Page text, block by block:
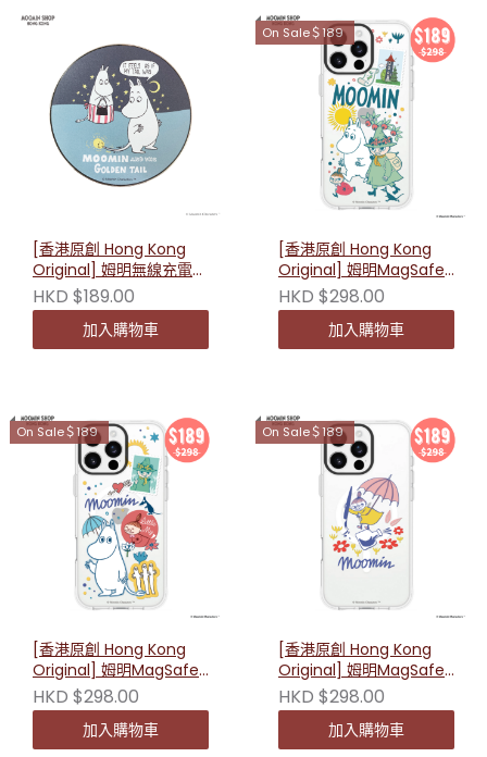
[香港原創 Hong Kong
Original] 姆明無線充電器
- 姆明 231198
HKD $189.00
加入購物車
On Sale＄189
[香港原創 Hong Kong
Original] 姆明MagSafe
防摔手機殼（友伴冒險）
HKD $298.00
加入購物車
On Sale＄189
[香港原創 Hong Kong
Original] 姆明MagSafe
防摔手機殼 （友伴拼貼）
HKD $298.00
加入購物車
On Sale＄189
[香港原創 Hong Kong
Original] 姆明MagSafe
防摔手機殼（小美書信）
HKD $298.00
加入購物車